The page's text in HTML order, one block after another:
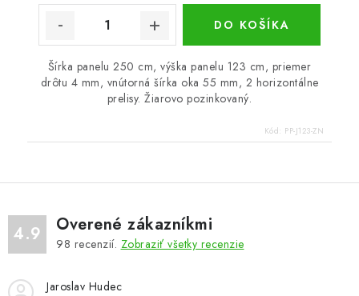
DO KOŠÍKA
Šírka panelu 250 cm, výška panelu 123 cm, priemer
drôtu 4 mm, vnútorná šírka oka 55 mm, 2 horizontálne
prelisy. Žiarovo pozinkovaný.
Kód: PP-J123-ZN
4.9 Overené zákazníkmi
98 recenzií. Zobraziť všetky recenzie
Jaroslav Hudec